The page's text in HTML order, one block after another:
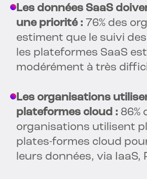
Les données SaaS
une priorité : 76% des
estiment que le suivi
les plateformes SaaS est
modérément à très
Les organisations
plateformes cloud : 86%
organisations utilisent
plates-formes cloud
leurs données, via IaaS,